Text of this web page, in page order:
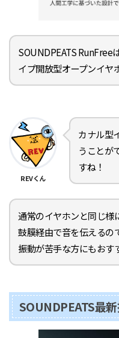
SOUNDPEATS RunFree
イプ開放型オープンイヤ
REVくん
カナル型
うことが
すね！
通常のイヤホンと同じ様
鼓膜経由で音を伝えるの
振動が苦手な方にもおす
SOUNDPEATS最